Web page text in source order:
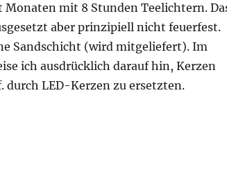
mit 8 Stunden Teelichtern.
aber prinzipiell nicht feuerfest.
Sandschicht (wird mitgeliefert). Im
ich ausdrücklich darauf hin, Kerzen
durch LED-Kerzen zu ersetzten.